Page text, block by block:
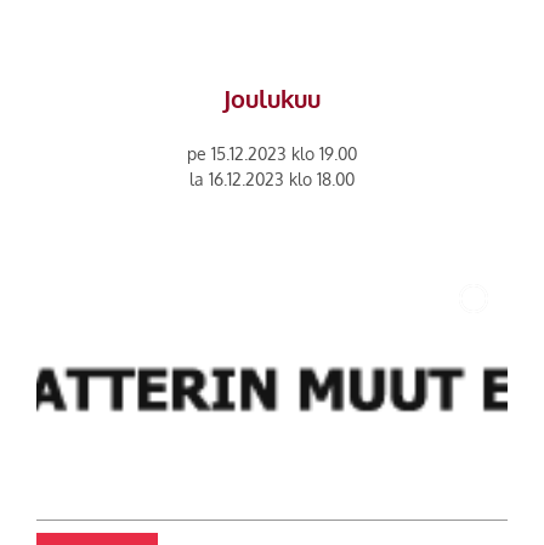
Joulukuu
pe 15.12.2023 klo 19.00
la 16.12.2023 klo 18.00